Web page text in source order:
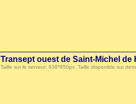
Transept ouest de Saint-Michel de
Taille sur le serveur: 638*850px. Taille disponible sur